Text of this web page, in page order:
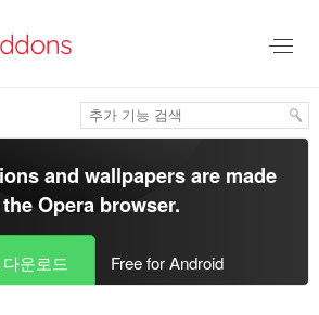
and wallpapers are made
Opera browser.
운로드 Free for Android